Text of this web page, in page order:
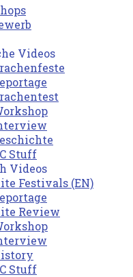
Videos
Stuff
Videos
Festivals (EN)
Review
Stuff